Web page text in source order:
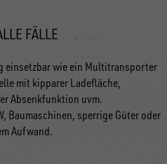
FÄLLE
einsetzbar wie ein Multitransporter
mit kipparer Ladefläche,
Absenkfunktion uvm.
Baumaschinen, sperrige Güter oder
Aufwand.